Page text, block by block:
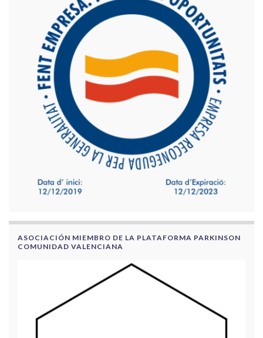
ASOCIACIÓN MIEMBRO DE LA PLATAFORMA PARKINSON
COMUNIDAD VALENCIANA